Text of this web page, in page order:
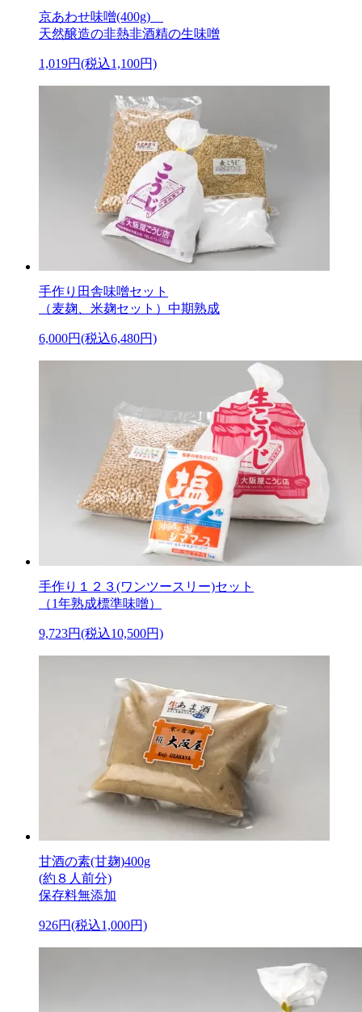
京あわせ味噌(400g)
天然醸造の非熱非酒精の生味噌
1,019円(税込1,100円)
手作り田舎味噌セット
（麦麹、米麹セット）中期熟成
6,000円(税込6,480円)
手作り１２３(ワンツースリー)セット
（1年熟成標準味噌）
9,723円(税込10,500円)
甘酒の素(甘麹)400g
(約８人前分)
保存料無添加
926円(税込1,000円)